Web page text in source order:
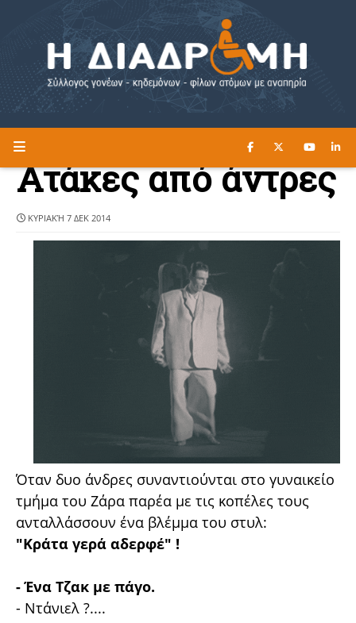
Η ΔΙΑΔΡΟΜΗ ΔΙΑΒΑΣΤΕ ΕΔΩ ►
Ατάκες από άντρες
ΚΥΡΙΑΚΉ 7 ΔΕΚ 2014
Όταν δυο άνδρες συναντιούνται στο γυναικείο
τμήμα του Ζάρα παρέα με τις κοπέλες τους
ανταλλάσσουν ένα βλέμμα του στυλ:
"Κράτα γερά αδερφέ" !
- Ένα Τζακ με πάγο.
- Ντάνιελ ?....